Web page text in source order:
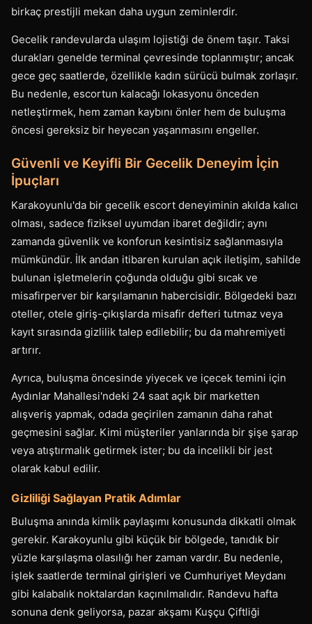
birkaç prestijli mekan daha uygun zeminlerdir.
Gecelik randevularda ulaşım lojistiği de önem taşır. Taksi
durakları genelde terminal çevresinde toplanmıştır; ancak
gece geç saatlerde, özellikle kadın sürücü bulmak zorlaşır.
Bu nedenle, escortun kalacağı lokasyonu önceden
netleştirmek, hem zaman kaybını önler hem de buluşma
öncesi gereksiz bir heyecan yaşanmasını engeller.
Güvenli ve Keyifli Bir Gecelik Deneyim İçin
İpuçları
Karakoyunlu'da bir gecelik escort deneyiminin akılda kalıcı
olması, sadece fiziksel uyumdan ibaret değildir; aynı
zamanda güvenlik ve konforun kesintisiz sağlanmasıyla
mümkündür. İlk andan itibaren kurulan açık iletişim, sahilde
bulunan işletmelerin çoğunda olduğu gibi sıcak ve
misafirperver bir karşılamanın habercisidir. Bölgedeki bazı
oteller, otele giriş-çıkışlarda misafir defteri tutmaz veya
kayıt sırasında gizlilik talep edilebilir; bu da mahremiyeti
artırır.
Ayrıca, buluşma öncesinde yiyecek ve içecek temini için
Aydınlar Mahallesi'ndeki 24 saat açık bir marketten
alışveriş yapmak, odada geçirilen zamanın daha rahat
geçmesini sağlar. Kimi müşteriler yanlarında bir şişe şarap
veya atıştırmalık getirmek ister; bu da incelikli bir jest
olarak kabul edilir.
Gizliliği Sağlayan Pratik Adımlar
Buluşma anında kimlik paylaşımı konusunda dikkatli olmak
gerekir. Karakoyunlu gibi küçük bir bölgede, tanıdık bir
yüzle karşılaşma olasılığı her zaman vardır. Bu nedenle,
işlek saatlerde terminal girişleri ve Cumhuriyet Meydanı
gibi kalabalık noktalardan kaçınılmalıdır. Randevu hafta
sonuna denk geliyorsa, pazar akşamı Kuşçu Çiftliği